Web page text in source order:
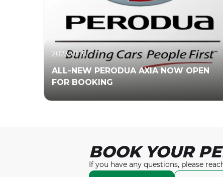
2023-01-31
ALL-NEW PERODUA AXIA NOW OPEN
FOR BOOKING
BOOK YOUR
If you have any questions, please